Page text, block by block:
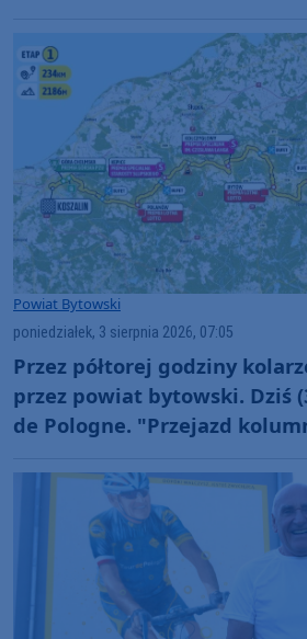
na nas patrzy" (RELACJE,
Powiat Bytowski
poniedziałek, 3 sierpnia 2026, 07:05
Przez półtorej godziny
przez powiat bytowski. Dziś
de Pologne. "Przejazd